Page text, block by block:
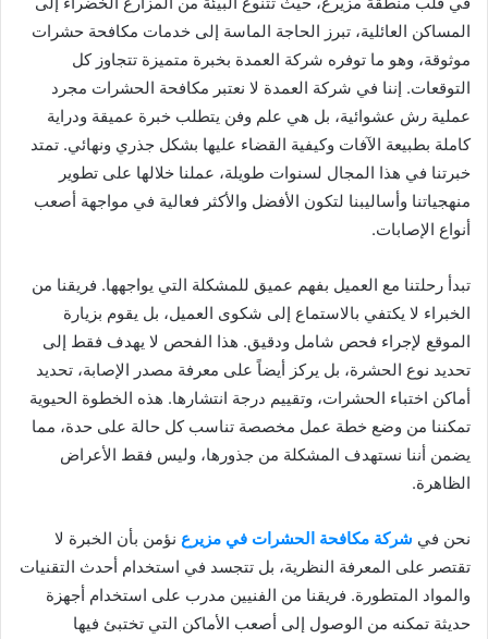
المساكن العائلية، تبرز الحاجة الماسة إلى خدمات مكافحة حشرات
موثوقة، وهو ما توفره شركة العمدة بخبرة متميزة تتجاوز كل
التوقعات. إننا في شركة العمدة لا نعتبر مكافحة الحشرات مجرد
عملية رش عشوائية، بل هي علم وفن يتطلب خبرة عميقة ودراية
كاملة بطبيعة الآفات وكيفية القضاء عليها بشكل جذري ونهائي. تمتد
خبرتنا في هذا المجال لسنوات طويلة، عملنا خلالها على تطوير
منهجياتنا وأساليبنا لتكون الأفضل والأكثر فعالية في مواجهة أصعب
أنواع الإصابات.
تبدأ رحلتنا مع العميل بفهم عميق للمشكلة التي يواجهها. فريقنا من
الخبراء لا يكتفي بالاستماع إلى شكوى العميل، بل يقوم بزيارة
الموقع لإجراء فحص شامل ودقيق. هذا الفحص لا يهدف فقط إلى
تحديد نوع الحشرة، بل يركز أيضاً على معرفة مصدر الإصابة، تحديد
أماكن اختباء الحشرات، وتقييم درجة انتشارها. هذه الخطوة الحيوية
تمكننا من وضع خطة عمل مخصصة تناسب كل حالة على حدة، مما
يضمن أننا نستهدف المشكلة من جذورها، وليس فقط الأعراض
الظاهرة.
نحن في شركة مكافحة الحشرات في مزيرع نؤمن بأن الخبرة لا
تقتصر على المعرفة النظرية، بل تتجسد في استخدام أحدث التقنيات
والمواد المتطورة. فريقنا من الفنيين مدرب على استخدام أجهزة
حديثة تمكنه من الوصول إلى أصعب الأماكن التي تختبئ فيها